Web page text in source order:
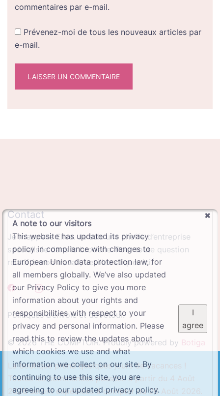
La boutique prend quelques jours de vacances !
Toutes les commandes passées à partir du 4 Août
2026 seront expédiées à compter du 26 Août 2026.
commentaires par e-mail.
Prévenez-moi de tous les nouveaux articles par
e-mail.
Contact
Je m’appelle Elise. Je suis une cheffe d’entreprise
spécialisée dans la broderie. Pour toute question
relatif à mon travail, veuillez cliquer ici.
Politiques d’envoie et de retour.
© 2026 THE COMPTOIR. Proudly powered by Botiga
A note to our visitors
This website has updated its privacy
policy in compliance with changes to
European Union data protection law, for
all members globally. We’ve also updated
our Privacy Policy to give you more
information about your rights and
responsibilities with respect to your
privacy and personal information. Please
read this to review the updates about
which cookies we use and what
information we collect on our site. By
continuing to use this site, you are
agreeing to our updated privacy policy.
I
agree